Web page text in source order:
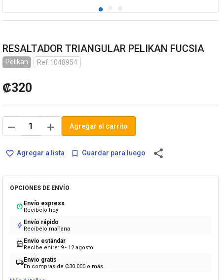
RESALTADOR TRIANGULAR PELIKAN FUCSIA
Pelikan Ref.1048954
₡320
remove add Agregar al carrito
favorite_border Agregar a lista bookmark_border Guardar para luego share
OPCIONES DE ENVÍO
timer Envío express
Recíbelo hoy
bolt Envío rápido
Recíbelo mañana
calendar_month Envío estándar
Recibe entre: 9 - 12 agosto
local_shippingEnvío gratis
En compras de ₡30.000 o más